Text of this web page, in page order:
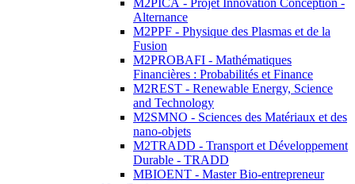
M2PICA - Projet Innovation Conception -
Alternance
M2PPF - Physique des Plasmas et de la
Fusion
M2PROBAFI - Mathématiques
Financières : Probabilités et Finance
M2REST - Renewable Energy, Science
and Technology
M2SMNO - Sciences des Matériaux et des
nano-objets
M2TRADD - Transport et Développement
Durable - TRADD
MBIOENT - Master Bio-entrepreneur